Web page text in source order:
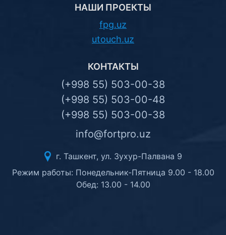
НАШИ ПРОЕКТЫ
fpg.uz
utouch.uz
КОНТАКТЫ
(+998 55) 503-00-38
(+998 55) 503-00-48
(+998 55) 503-00-38
info@fortpro.uz
г. Ташкент, ул. Зухур-Палвана 9
Режим работы: Понедельник-Пятница 9.00 - 18.00
Обед: 13.00 - 14.00